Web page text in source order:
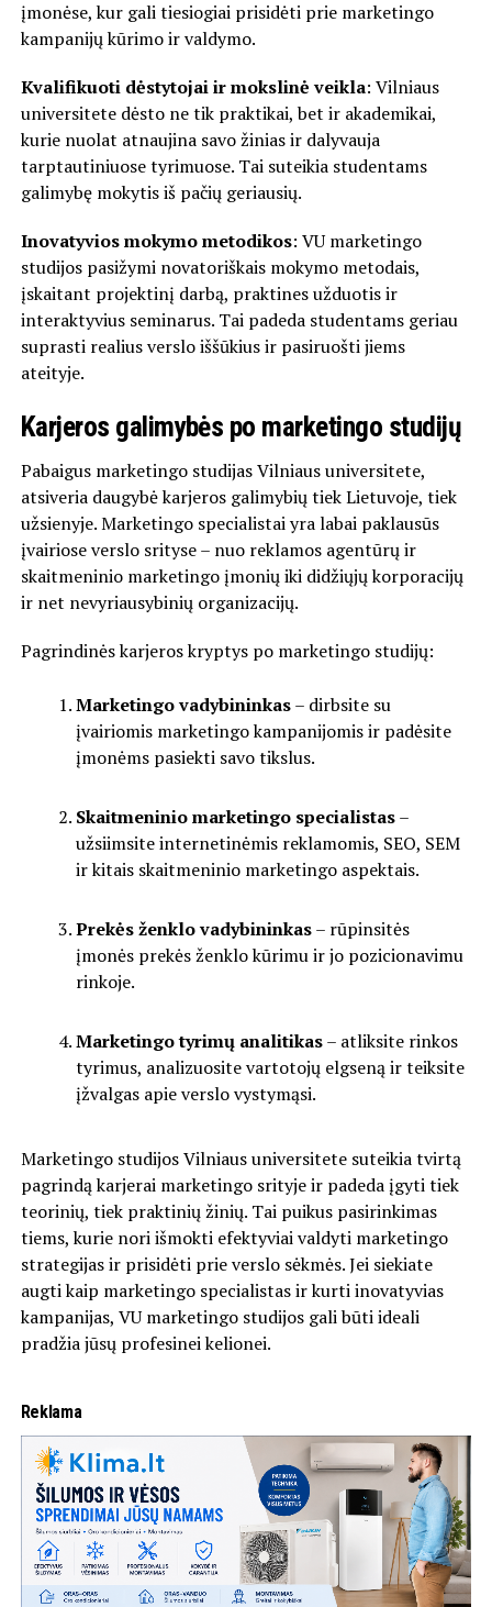
įmonėse, kur gali tiesiogiai prisidėti prie marketingo
kampanijų kūrimo ir valdymo.
Kvalifikuoti dėstytojai ir mokslinė veikla: Vilniaus
universitete dėsto ne tik praktikai, bet ir akademikai,
kurie nuolat atnaujina savo žinias ir dalyvauja
tarptautiniuose tyrimuose. Tai suteikia studentams
galimybę mokytis iš pačių geriausių.
Inovatyvios mokymo metodikos: VU marketingo
studijos pasižymi novatoriškais mokymo metodais,
įskaitant projektinį darbą, praktines užduotis ir
interaktyvius seminarus. Tai padeda studentams geriau
suprasti realius verslo iššūkius ir pasiruošti jiems
ateityje.
Karjeros galimybės po marketingo studijų
Pabaigus marketingo studijas Vilniaus universitete,
atsiveria daugybė karjeros galimybių tiek Lietuvoje, tiek
užsienyje. Marketingo specialistai yra labai paklausūs
įvairiose verslo srityse – nuo reklamos agentūrų ir
skaitmeninio marketingo įmonių iki didžiųjų korporacijų
ir net nevyriausybinių organizacijų.
Pagrindinės karjeros kryptys po marketingo studijų:
Marketingo vadybininkas– dirbsite su
įvairiomis marketingo kampanijomis ir padėsite
įmonėms pasiekti savo tikslus.
Skaitmeninio marketingo specialistas–
užsiimsite internetinėmis reklamomis, SEO, SEM
ir kitais skaitmeninio marketingo aspektais.
Prekės ženklo vadybininkas– rūpinsitės
įmonės prekės ženklo kūrimu ir jo pozicionavimu
rinkoje.
Marketingo tyrimų analitikas– atliksite rinkos
tyrimus, analizuosite vartotojų elgseną ir teiksite
įžvalgas apie verslo vystymąsi.
Marketingo studijos Vilniaus universitete suteikia tvirtą
pagrindą karjerai marketingo srityje ir padeda įgyti tiek
teorinių, tiek praktinių žinių. Tai puikus pasirinkimas
tiems, kurie nori išmokti efektyviai valdyti marketingo
strategijas ir prisidėti prie verslo sėkmės. Jei siekiate
augti kaip marketingo specialistas ir kurti inovatyvias
kampanijas, VU marketingo studijos gali būti ideali
pradžia jūsų profesinei kelionei.
Reklama